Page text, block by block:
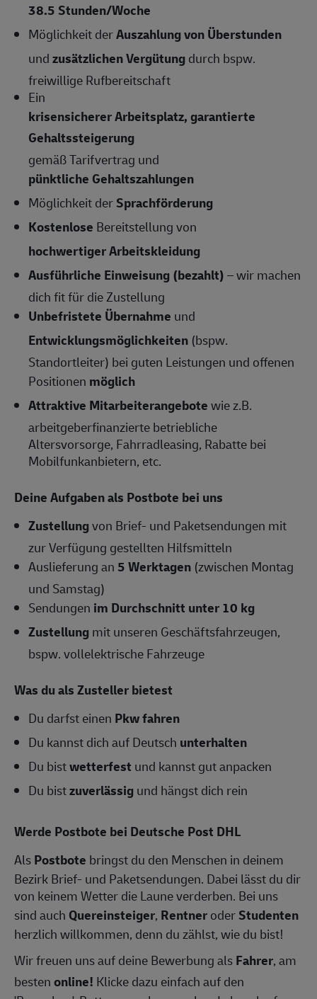
38.5 Stunden/Woche
Möglichkeit derAuszahlung von Überstunden
undzusätzlichen Vergütungdurch bspw.
freiwillige Rufbereitschaft
Ein
krisensicherer Arbeitsplatz, garantierte
Gehaltssteigerung
gemäß Tarifvertrag und
pünktliche Gehaltszahlungen
Möglichkeit derSprachförderung
Kostenlose Bereitstellung von
hochwertiger Arbeitskleidung
Ausführliche Einweisung (bezahlt)– wir machen
dich fit für die Zustellung
Unbefristete Übernahme und
Entwicklungsmöglichkeiten (bspw.
Standortleiter) bei guten Leistungen und offenen
Positionen möglich
Attraktive Mitarbeiterangebotewie z.B.
arbeitgeberfinanzierte betriebliche
Altersvorsorge, Fahrradleasing, Rabatte bei
Mobilfunkanbietern, etc.
Deine Aufgaben als Postbote bei uns
Zustellungvon Brief- und Paketsendungen mit
zur Verfügung gestellten Hilfsmitteln
Auslieferung an5 Werktagen (zwischen Montag
und Samstag)
Sendungen im Durchschnitt unter 10 kg
Zustellungmit unseren Geschäftsfahrzeugen,
bspw. vollelektrische Fahrzeuge
Was du als Zusteller bietest
Du darfst einen Pkw fahren
Du kannst dich auf Deutsch unterhalten
Du bistwetterfest und kannst gut anpacken
Du bistzuverlässigund hängst dich rein
Werde Postbote bei Deutsche Post DHL
AlsPostbote bringst du den Menschen in deinem
Bezirk Brief- und Paketsendungen. Dabei lässt du dir
von keinem Wetter die Laune verderben. Bei uns
sind auch Quereinsteiger, RentneroderStudenten
herzlich willkommen, denn du zählst, wie du bist!
Wir freuen uns auf deine Bewerbung alsFahrer, am
bestenonline! Klicke dazu einfach auf den